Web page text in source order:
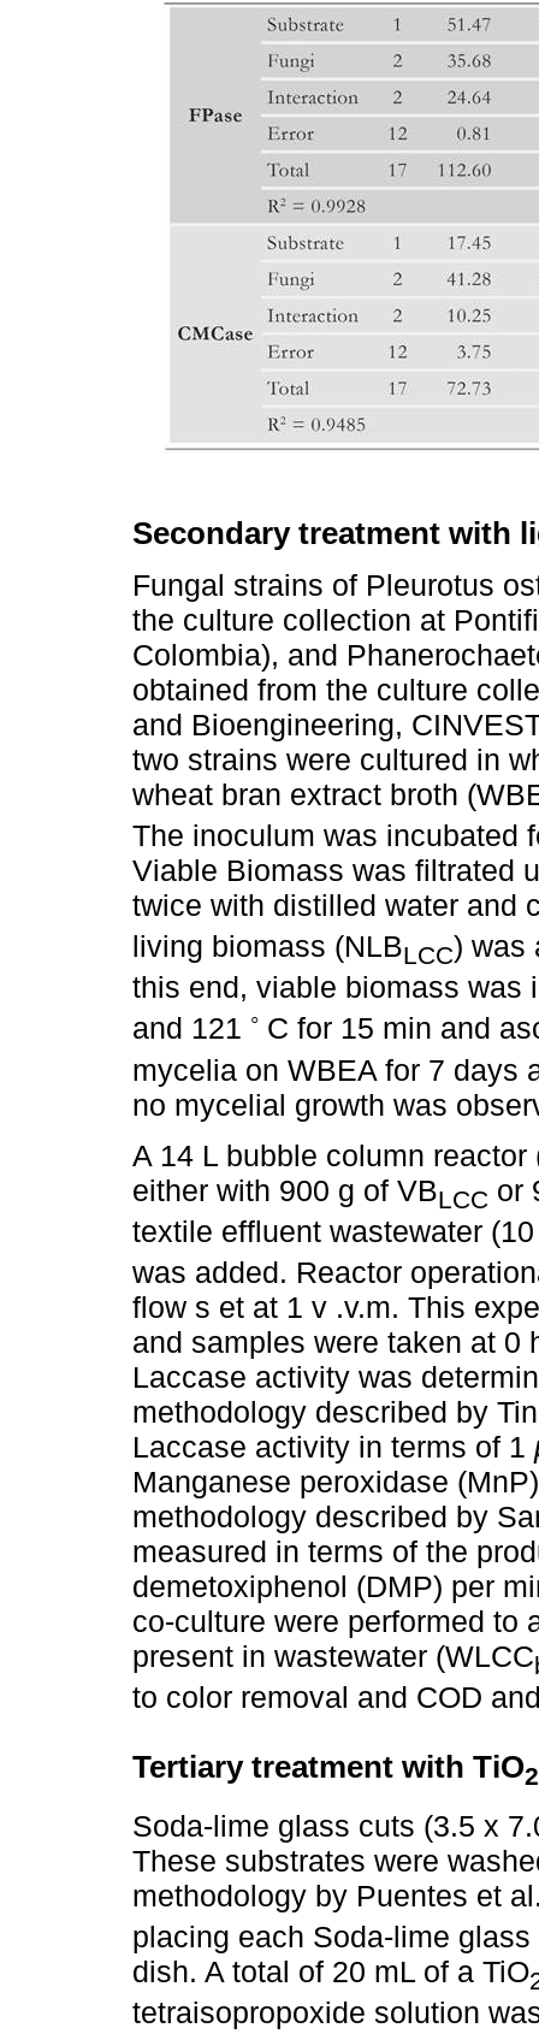
Secondary treatment with
Fungal strains of Pleurotus
the culture collection at
Colombia), and
obtained from the culture
and Bioengineering,
two strains were cultured in
wheat bran extract broth
The inoculum was incubated
Viable Biomass was filtrated
twice with distilled water and
living biomass (NLBLCC) was
this end, viable biomass was
and 121 ◦ C for 15 min and
mycelia on WBEA for 7 days
no mycelial growth was
A 14 L bubble column
either with 900 g of VBLCC or
textile effluent wastewater
was added. Reactor
flow s et at 1 v .v.m. This
and samples were taken at 0
Laccase activity was
methodology described by
Laccase activity in terms of 1
Manganese peroxidase
methodology described by
measured in terms of the
demetoxiphenol (DMP) per
co-culture were performed to
present in wastewater (WLCC
to color removal and COD
Tertiary treatment with TiO2
Soda-lime glass cuts (3.5 x
These substrates were
methodology by Puentes et
placing each Soda-lime
dish. A total of 20 mL of a TiO
tetraisopropoxide solution